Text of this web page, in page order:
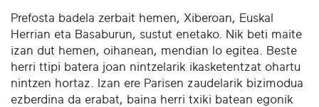
Prefosta badela zerbait hemen, Xiberoan, Euskal
Herrian eta Basaburun, sustut enetako. Nik beti maite
izan dut hemen, oihanean, mendian lo egitea. Beste
herri ttipi batera joan nintzelarik ikasketentzat ohartu
nintzen hortaz. Izan ere Parisen zaudelarik bizimodua
ezberdina da erabat, baina herri txiki batean egonik